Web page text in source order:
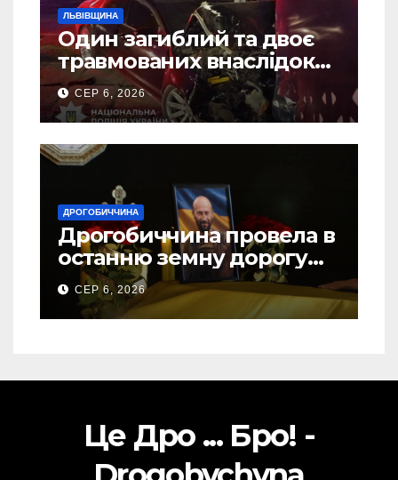
ЛЬВІВЩИНА
Один загиблий та двоє
травмованих внаслідок
ДТП на Самбірщині
СЕР 6, 2026
ДРОГОБИЧЧИНА
Дрогобиччина провела в
останню земну дорогу
свого Захисника – Олега
Торського
СЕР 6, 2026
Це Дро ... Бро! -